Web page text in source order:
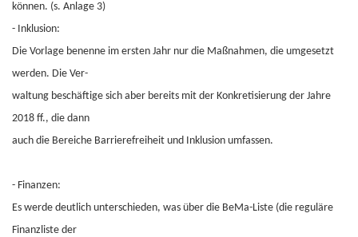
können. (s. Anlage 3)
- Inklusion:
Die Vorlage benenne im ersten Jahr nur die Maßnahmen, die umgesetzt
werden. Die Ver-
waltung beschäftige sich aber bereits mit der Konkretisierung der Jahre
2018 ff., die dann
auch die Bereiche Barrierefreiheit und Inklusion umfassen.
- Finanzen:
Es werde deutlich unterschieden, was über die BeMa-Liste (die reguläre
Finanzliste der